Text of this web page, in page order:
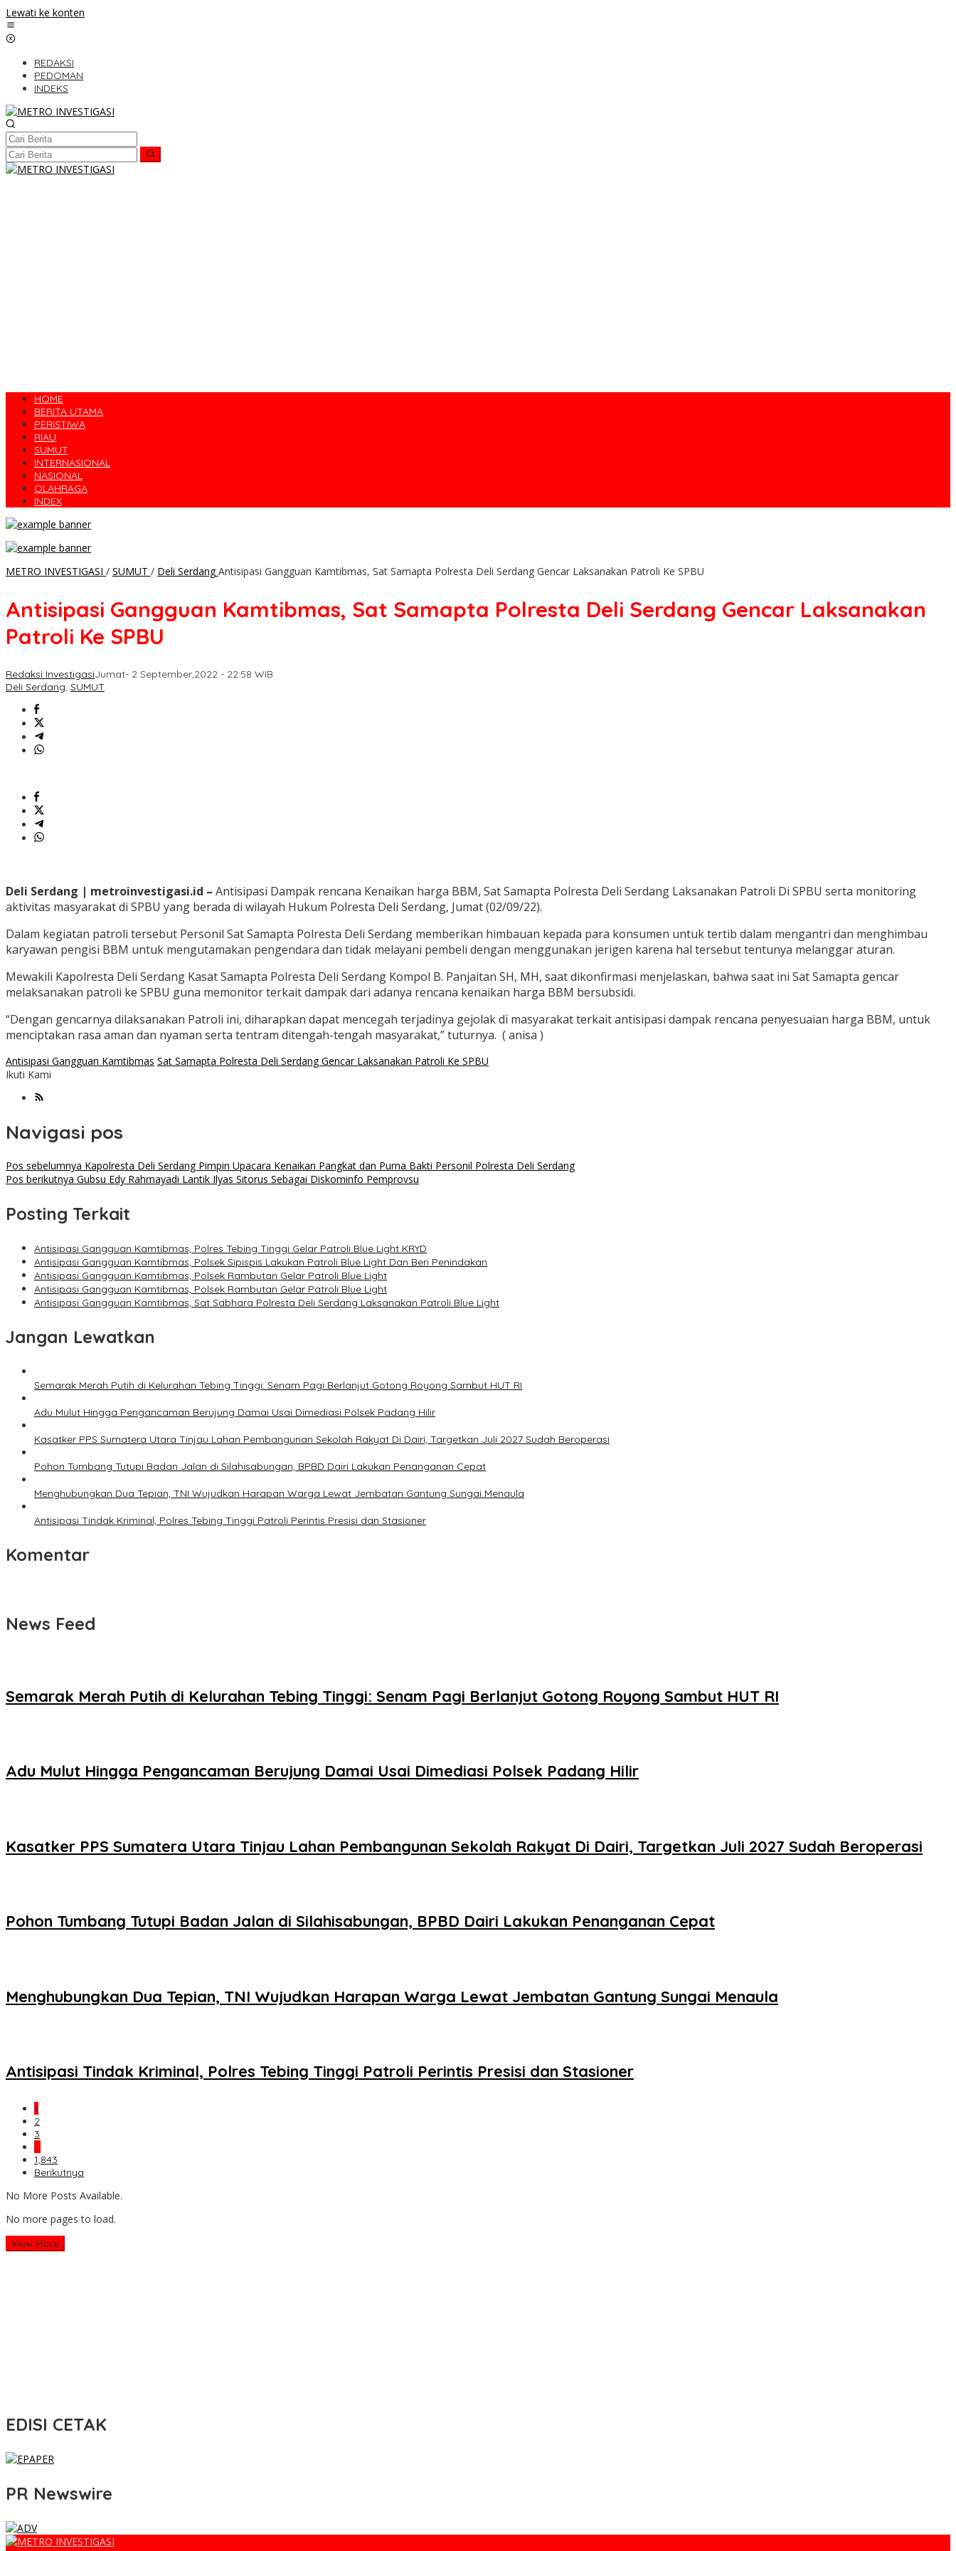
Lewati ke konten
REDAKSI
PEDOMAN
INDEKS
HOME
BERITA UTAMA
PERISTIWA
RIAU
SUMUT
INTERNASIONAL
NASIONAL
OLAHRAGA
INDEX
METRO INVESTIGASI / SUMUT / Deli Serdang Antisipasi Gangguan Kamtibmas, Sat Samapta Polresta Deli Serdang Gencar Laksanakan Patroli Ke SPBU
Antisipasi Gangguan Kamtibmas, Sat Samapta Polresta Deli Serdang Gencar Laksanakan
Patroli Ke SPBU
Redaksi InvestigasiJumat- 2 September,2022 - 22:58 WIB
Deli Serdang, SUMUT
Deli Serdang | metroinvestigasi.id – Antisipasi Dampak rencana Kenaikan harga BBM, Sat Samapta Polresta Deli Serdang Laksanakan Patroli Di SPBU serta monitoring
aktivitas masyarakat di SPBU yang berada di wilayah Hukum Polresta Deli Serdang, Jumat (02/09/22).
Dalam kegiatan patroli tersebut Personil Sat Samapta Polresta Deli Serdang memberikan himbauan kepada para konsumen untuk tertib dalam mengantri dan menghimbau
karyawan pengisi BBM untuk mengutamakan pengendara dan tidak melayani pembeli dengan menggunakan jerigen karena hal tersebut tentunya melanggar aturan.
Mewakili Kapolresta Deli Serdang Kasat Samapta Polresta Deli Serdang Kompol B. Panjaitan SH, MH, saat dikonfirmasi menjelaskan, bahwa saat ini Sat Samapta gencar
melaksanakan patroli ke SPBU guna memonitor terkait dampak dari adanya rencana kenaikan harga BBM bersubsidi.
“Dengan gencarnya dilaksanakan Patroli ini, diharapkan dapat mencegah terjadinya gejolak di masyarakat terkait antisipasi dampak rencana penyesuaian harga BBM, untuk
menciptakan rasa aman dan nyaman serta tentram ditengah-tengah masyarakat,” tuturnya. ( anisa )
Antisipasi Gangguan Kamtibmas Sat Samapta Polresta Deli Serdang Gencar Laksanakan Patroli Ke SPBU
Ikuti Kami
Navigasi pos
Pos sebelumnya Kapolresta Deli Serdang Pimpin Upacara Kenaikan Pangkat dan Purna Bakti Personil Polresta Deli Serdang
Pos berikutnya Gubsu Edy Rahmayadi Lantik Ilyas Sitorus Sebagai Diskominfo Pemprovsu
Posting Terkait
Antisipasi Gangguan Kamtibmas, Polres Tebing Tinggi Gelar Patroli Blue Light KRYD
Antisipasi Gangguan Kamtibmas, Polsek Sipispis Lakukan Patroli Blue Light Dan Beri Penindakan
Antisipasi Gangguan Kamtibmas, Polsek Rambutan Gelar Patroli Blue Light
Antisipasi Gangguan Kamtibmas, Polsek Rambutan Gelar Patroli Blue Light
Antisipasi Gangguan Kamtibmas, Sat Sabhara Polresta Deli Serdang Laksanakan Patroli Blue Light
Jangan Lewatkan
Semarak Merah Putih di Kelurahan Tebing Tinggi: Senam Pagi Berlanjut Gotong Royong Sambut HUT RI
Adu Mulut Hingga Pengancaman Berujung Damai Usai Dimediasi Polsek Padang Hilir
Kasatker PPS Sumatera Utara Tinjau Lahan Pembangunan Sekolah Rakyat Di Dairi, Targetkan Juli 2027 Sudah Beroperasi
Pohon Tumbang Tutupi Badan Jalan di Silahisabungan, BPBD Dairi Lakukan Penanganan Cepat
Menghubungkan Dua Tepian, TNI Wujudkan Harapan Warga Lewat Jembatan Gantung Sungai Menaula
Antisipasi Tindak Kriminal, Polres Tebing Tinggi Patroli Perintis Presisi dan Stasioner
Komentar
News Feed
Semarak Merah Putih di Kelurahan Tebing Tinggi: Senam Pagi Berlanjut Gotong Royong Sambut HUT RI
Adu Mulut Hingga Pengancaman Berujung Damai Usai Dimediasi Polsek Padang Hilir
Kasatker PPS Sumatera Utara Tinjau Lahan Pembangunan Sekolah Rakyat Di Dairi, Targetkan Juli 2027 Sudah Beroperasi
Pohon Tumbang Tutupi Badan Jalan di Silahisabungan, BPBD Dairi Lakukan Penanganan Cepat
Menghubungkan Dua Tepian, TNI Wujudkan Harapan Warga Lewat Jembatan Gantung Sungai Menaula
Antisipasi Tindak Kriminal, Polres Tebing Tinggi Patroli Perintis Presisi dan Stasioner
1
2
3
…
1,843
Berikutnya
No More Posts Available.
No more pages to load.
View More
EDISI CETAK
PR Newswire